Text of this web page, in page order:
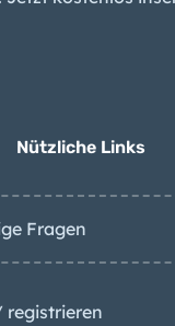
Fragen
registrieren